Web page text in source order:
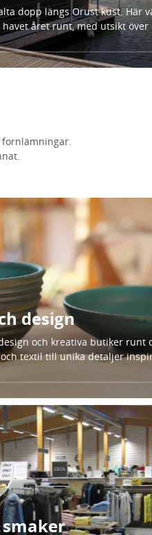
dopp längs Orust kust. Här
året runt, med utsikt över
fornlämningar.
design
och kreativa butiker runt
textil till unika detaljer